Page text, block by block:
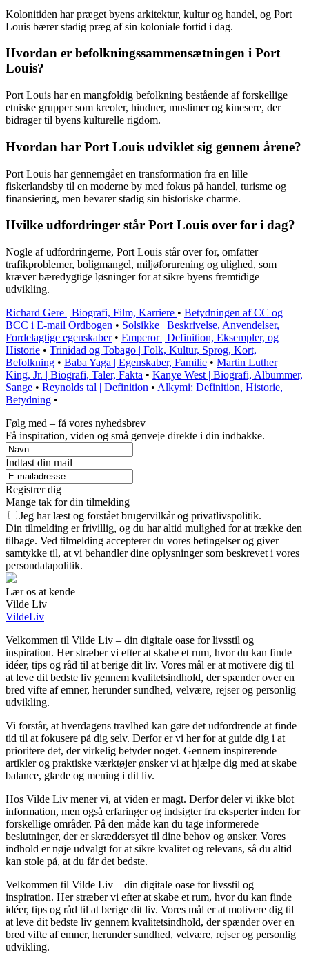
Kolonitiden har præget byens arkitektur, kultur og handel, og Port
Louis bærer stadig præg af sin koloniale fortid i dag.
Hvordan er befolkningssammensætningen i Port
Louis?
Port Louis har en mangfoldig befolkning bestående af forskellige
etniske grupper som kreoler, hinduer, muslimer og kinesere, der
bidrager til byens kulturelle rigdom.
Hvordan har Port Louis udviklet sig gennem årene?
Port Louis har gennemgået en transformation fra en lille
fiskerlandsby til en moderne by med fokus på handel, turisme og
finansiering, men bevarer stadig sin historiske charme.
Hvilke udfordringer står Port Louis over for i dag?
Nogle af udfordringerne, Port Louis står over for, omfatter
trafikproblemer, boligmangel, miljøforurening og ulighed, som
kræver bæredygtige løsninger for at sikre byens fremtidige
udvikling.
Richard Gere | Biografi, Film, Karriere • Betydningen af CC og
BCC i E-mail Ordbogen • Solsikke | Beskrivelse, Anvendelser,
Fordelagtige egenskaber• Emperor | Definition, Eksempler, og
Historie • Trinidad og Tobago | Folk, Kultur, Sprog, Kort,
Befolkning • Baba Yaga | Egenskaber, Familie • Martin Luther
King, Jr. | Biografi, Taler, Fakta • Kanye West | Biografi, Albummer,
Sange • Reynolds tal | Definition • Alkymi: Definition, Historie,
Betydning •
Følg med – få vores nyhedsbrev
Få inspiration, viden og små genveje direkte i din indbakke.
Indtast din mail
Registrer dig
Mange tak for din tilmelding
Jeg har læst og forstået brugervilkår og privatlivspolitik.
Din tilmelding er frivillig, og du har altid mulighed for at trække den
tilbage. Ved tilmelding accepterer du vores betingelser og giver
samtykke til, at vi behandler dine oplysninger som beskrevet i vores
persondatapolitik.
Lær os at kende
Vilde Liv
VildeLiv
Velkommen til Vilde Liv – din digitale oase for livsstil og
inspiration. Her stræber vi efter at skabe et rum, hvor du kan finde
idéer, tips og råd til at berige dit liv. Vores mål er at motivere dig til
at leve dit bedste liv gennem kvalitetsindhold, der spænder over en
bred vifte af emner, herunder sundhed, velvære, rejser og personlig
udvikling.
Vi forstår, at hverdagens travlhed kan gøre det udfordrende at finde
tid til at fokusere på dig selv. Derfor er vi her for at guide dig i at
prioritere det, der virkelig betyder noget. Gennem inspirerende
artikler og praktiske værktøjer ønsker vi at hjælpe dig med at skabe
balance, glæde og mening i dit liv.
Hos Vilde Liv mener vi, at viden er magt. Derfor deler vi ikke blot
information, men også erfaringer og indsigter fra eksperter inden for
forskellige områder. På den måde kan du tage informerede
beslutninger, der er skræddersyet til dine behov og ønsker. Vores
indhold er nøje udvalgt for at sikre kvalitet og relevans, så du altid
kan stole på, at du får det bedste.
Velkommen til Vilde Liv – din digitale oase for livsstil og
inspiration. Her stræber vi efter at skabe et rum, hvor du kan finde
idéer, tips og råd til at berige dit liv. Vores mål er at motivere dig til
at leve dit bedste liv gennem kvalitetsindhold, der spænder over en
bred vifte af emner, herunder sundhed, velvære, rejser og personlig
udvikling.